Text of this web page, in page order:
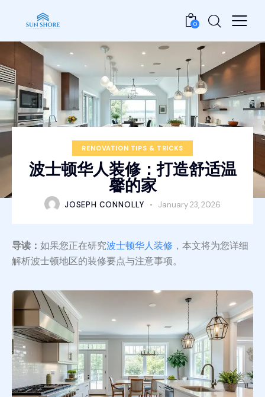
0
RENOVATION TIPS & TRICKS
波士顿华人装修：打造舒适温
馨的家
JOSEPH CONNOLLY January 23, 2026
导读： 如果您正在研究波士顿华人装修 ，本文将为您详细
解析波士顿地区的装修要点与注意事项。